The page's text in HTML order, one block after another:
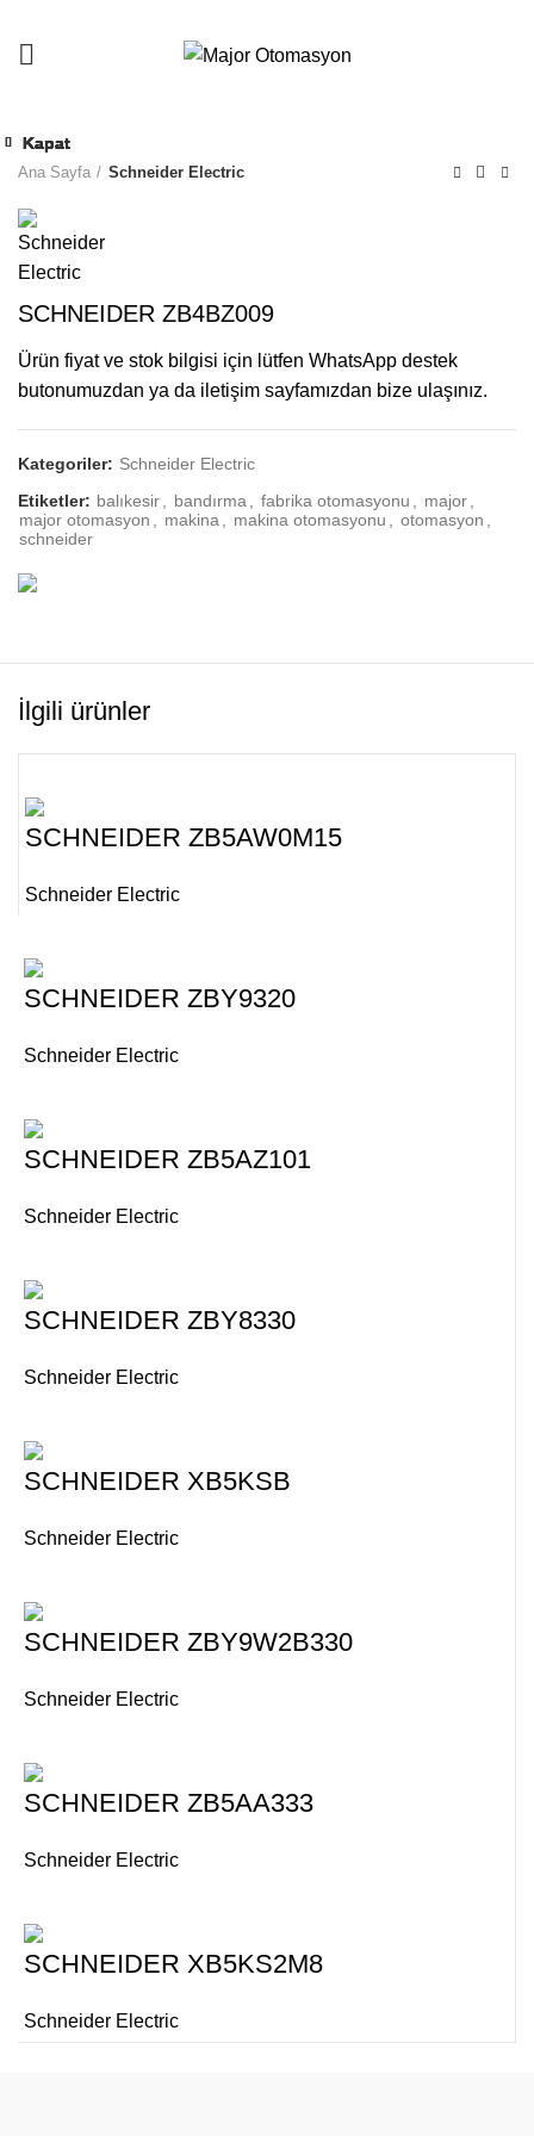
Ana Sayfa Schneider Electric
SCHNEIDER ZB4BZ009
Ürün fiyat ve stok bilgisi için lütfen WhatsApp destek
butonumuzdan ya da iletişim sayfamızdan bize ulaşınız.
Kategoriler: Schneider Electric
Etiketler: balıkesir bandırma fabrika otomasyonu major
major otomasyon
makina makina otomasyonu otomasyon
schneider
İlgili ürünler
Kapat
SCHNEIDER ZB5AW0M15
Schneider Electric
Kapat
SCHNEIDER ZBY9320
Schneider Electric
Kapat
SCHNEIDER ZB5AZ101
Schneider Electric
Kapat
SCHNEIDER ZBY8330
Schneider Electric
Kapat
SCHNEIDER XB5KSB
Schneider Electric
Kapat
SCHNEIDER ZBY9W2B330
Schneider Electric
Kapat
SCHNEIDER ZB5AA333
Schneider Electric
Kapat
SCHNEIDER XB5KS2M8
Schneider Electric